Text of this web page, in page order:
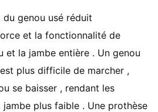
genou usé réduit
et la fonctionnalité de
et la jambe entière . Un genou
plus difficile de marcher ,
se baisser , rendant les
plus faible . Une prothèse